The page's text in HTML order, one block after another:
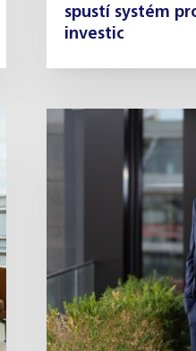
spustí systém
investic